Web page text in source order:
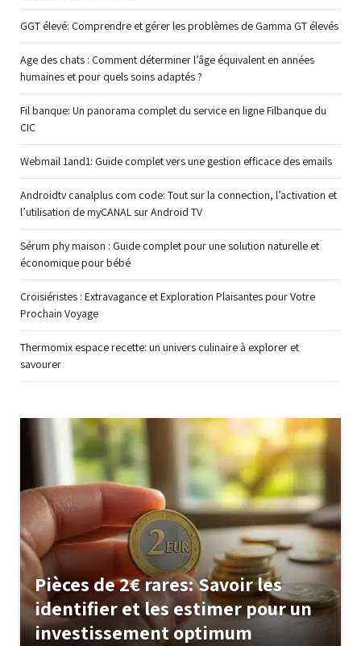
GGT élevé: Comprendre et gérer les problèmes de Gamma GT élevés
Age des chats : Comment déterminer l’âge équivalent en années
humaines et pour quels soins adaptés ?
Fil banque: Un panorama complet du service en ligne Filbanque du
CIC
Webmail 1and1: Guide complet vers une gestion efficace des emails
Androidtv canalplus com code: Tout sur la connection, l’activation et
l’utilisation de myCANAL sur Android TV
Sérum phy maison : Guide complet pour une solution naturelle et
économique pour bébé
Croisiéristes : Extravagance et Exploration Plaisantes pour Votre
Prochain Voyage
Thermomix espace recette: un univers culinaire à explorer et
savourer
Pièces de 2€ rares: Savoir les
identifier et les estimer pour un
investissement optimum